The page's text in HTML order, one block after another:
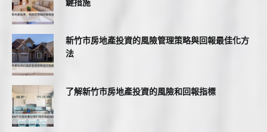
鍵措施
新竹市房地產投資的風險管理策略與回報最佳化方
法
了解新竹市房地產投資的風險和回報指標